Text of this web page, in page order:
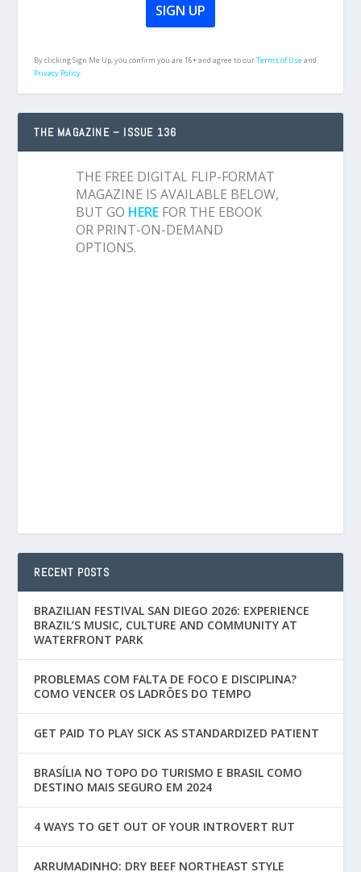
By clicking Sign Me Up, you confirm you are 16+ and agree to ourTerms of Useand
Privacy Policy.
THE MAGAZINE – ISSUE 136
THE FREE DIGITAL FLIP-FORMAT
MAGAZINE IS AVAILABLE BELOW,
BUT GO HERE FOR THE EBOOK
OR PRINT-ON-DEMAND
OPTIONS.
RECENT POSTS
BRAZILIAN FESTIVAL SAN DIEGO 2026: EXPERIENCE
BRAZIL’S MUSIC, CULTURE AND COMMUNITY AT
WATERFRONT PARK
PROBLEMAS COM FALTA DE FOCO E DISCIPLINA?
COMO VENCER OS LADRÕES DO TEMPO
GET PAID TO PLAY SICK AS STANDARDIZED PATIENT
BRASÍLIA NO TOPO DO TURISMO E BRASIL COMO
DESTINO MAIS SEGURO EM 2024
4 WAYS TO GET OUT OF YOUR INTROVERT RUT
ARRUMADINHO: DRY BEEF NORTHEAST STYLE